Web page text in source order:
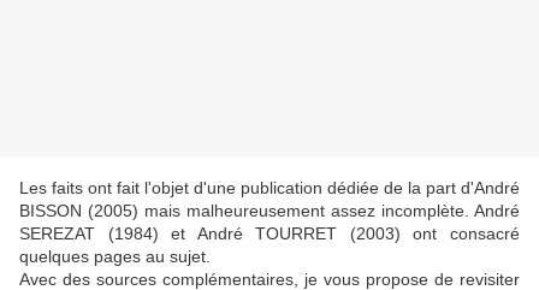
Les faits ont fait l'objet d'une publication dédiée de la part d'André
BISSON (2005) mais malheureusement assez incomplète. André
SEREZAT (1984) et André TOURRET (2003) ont consacré
quelques pages au sujet.
Avec des sources complémentaires, je vous propose de revisiter